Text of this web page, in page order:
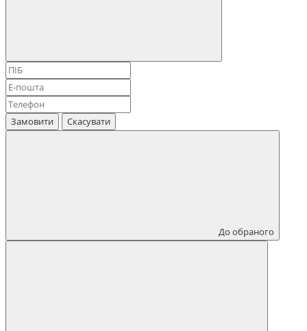
Замовити Скасувати
До обраного